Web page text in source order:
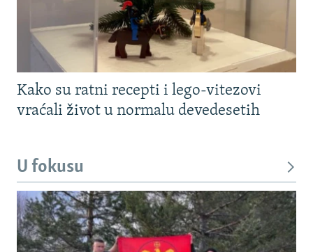
Kako su ratni recepti i lego-vitezovi
vraćali život u normalu devedesetih
U fokusu